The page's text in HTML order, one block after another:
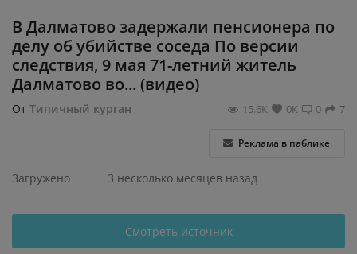
В Далматово задержали пенсионера по
делу об убийстве соседа По версии
следствия, 9 мая 71-летний житель
Далматово во... (видео)
От Типичный курган 7
0
0К
15.6К
Реклама в паблике
Загружено 3 несколько месяцев назад
Смотреть источник